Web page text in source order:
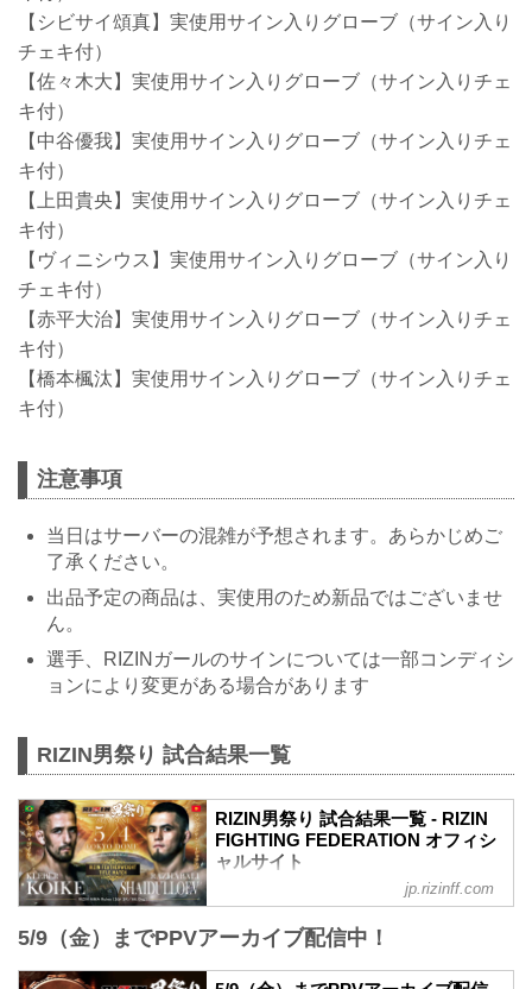
【シビサイ頌真】実使用サイン入りグローブ（サイン入り
チェキ付）
【佐々木大】実使用サイン入りグローブ（サイン入りチェ
キ付）
【中谷優我】実使用サイン入りグローブ（サイン入りチェ
キ付）
【上田貴央】実使用サイン入りグローブ（サイン入りチェ
キ付）
【ヴィニシウス】実使用サイン入りグローブ（サイン入り
チェキ付）
【赤平大治】実使用サイン入りグローブ（サイン入りチェ
キ付）
【橋本楓汰】実使用サイン入りグローブ（サイン入りチェ
キ付）
注意事項
当日はサーバーの混雑が予想されます。あらかじめご
了承ください。
出品予定の商品は、実使用のため新品ではございませ
ん。
選手、RIZINガールのサインについては一部コンディシ
ョンにより変更がある場合があります
RIZIN男祭り 試合結果一覧
RIZIN男祭り 試合結果一覧 - RIZIN
FIGHTING FEDERATION オフィシ
ャルサイト
第16試合／フェザー級タイトルマッチ ク
イドゥラエフ
RIZIN MMAルール：5分 3R（66.0kg）
jp.rizinff.com
5/9（金）までPPVアーカイブ配信中！